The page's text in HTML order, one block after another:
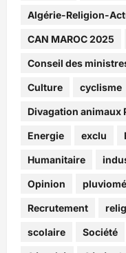
Algérie-Religion-
CAN MAROC 2025
Conseil des
Culture cyclisme
Divagation animaux
Energie exclu
Humanitaire
Opinion
Recrutement
scolaire Société